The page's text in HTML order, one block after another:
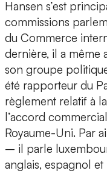
Hansen s’est
commissions
du Commerce
dernière, il a même
son groupe
été rapporteur du
règlement relatif à
l’accord
Royaume-Uni. Par
– il parle
anglais, espagnol